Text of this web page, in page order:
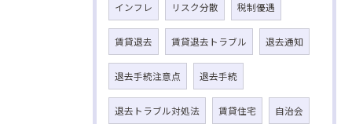
インフレ リスク分散 税制優遇
賃貸退去 賃貸退去トラブル 退去通知
退去手続注意点 退去手続
退去トラブル対処法 賃貸住宅 自治会